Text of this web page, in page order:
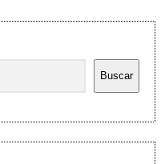
Buscar